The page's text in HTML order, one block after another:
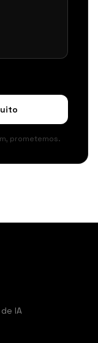
prometemos.
IA